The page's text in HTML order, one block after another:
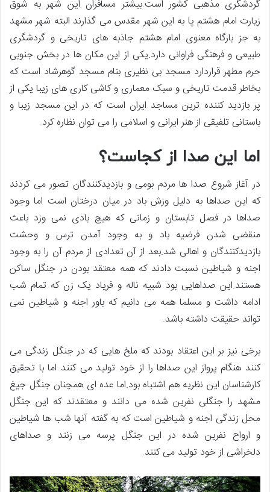
گردشگری مذهبی کشور است.بیشتر مسافران این شهر به شوق
زیارت امام هشتم پا به این شهر مقدس می گذارند البته شهر مشهد
به جز بارگاه معنوی امام هشتم جاذبه های تاریخی و گردشگری
طبیعی و فرهنگی فراوانی دارد.یکی از این مکان ها در بخش جنوبی
حرم مطهر قراردارد مسجد بی نظیری بنام مسجد گوهرشاد است که
بخاطر قدمت تاریخی و سبک معماری و کاشی کاری های زیبا یکی از
پر بازدید کننده ترین مساجد ایران است که در این مسجد زیبا و
باستانی تلفیقی از هنر ایرانی و اسلامی را می توان نظاره کرد.
اما این صدا از کجاست؟
در آغاز شروع صدا ها مردم بومی و بازدیدکنندگان تصور می کردند
که این صداها به دلیل وزش باد در میان درختان است اما وجود
صداها در فصل تابستان و زمانی که هیچ بادی نمی وزد باعث
منقضی شدن فرضیه باد و به وجود آمدن ترس و وحشت
بازدیدکنندگان و اهالی شد.بعد از آن تعدادی از مردم آن را به وجود
اجنه و شیاطین نسبت دادند که همه معتقد بودن در جنگل ساکن
هستند.این صداهایی بود شبیه ناله و فریاد یک زن که تمام شب
ادامه داشت و مسلما همه می دانیم که باور اجنه و شیاطین نمی
تواند حقیقت داشته باشد.
برخی نیز بر این اعتقاد بودند که ملخ هایی که در جنگل زندگی می
کنند هنگام پرواز این صداها را از خود تولید می کنند اما با تحقیق
کارشناسان این نظریه هم اشتباه بود.اما عده ای همچنان جنگل جیغ
مشهد را جنگلی نفرین شده می دانند و معتقدند که این جنگل
محل زندگی اجنه و شیاطین است که به گفته آنها شب ها شیاطین
و ارواح نفرین شده در این جنگل پرسه می زنند و صداهای
دلخراشی از خود تولید می کنند.